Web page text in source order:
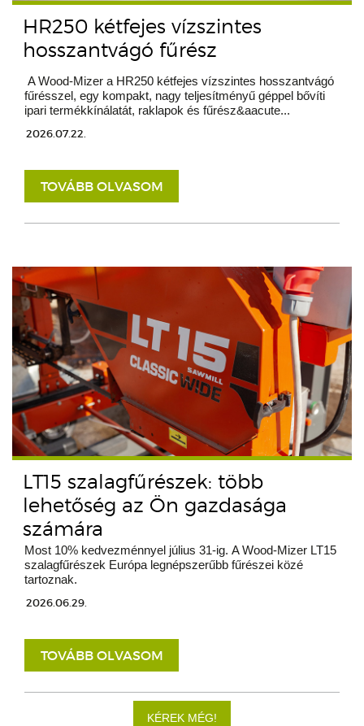
HR250 kétfejes vízszintes
hosszantvágó fűrész
A Wood-Mizer a HR250 kétfejes vízszintes hosszantvágó
fűrésszel, egy kompakt, nagy teljesítményű géppel bővíti
ipari termékkínálatát, raklapok és fűrész&aacute...
2026.07.22.
TOVÁBB OLVASOM
LT15 szalagfűrészek: több
lehetőség az Ön gazdasága
számára
Most 10% kedvezménnyel július 31-ig. A Wood-Mizer LT15
szalagfűrészek Európa legnépszerűbb fűrészei közé
tartoznak.
2026.06.29.
TOVÁBB OLVASOM
KÉREK MÉG!